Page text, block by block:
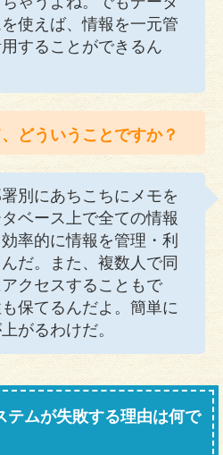
使えば、情報を一元管
することができるん
どういうことですか？
別にあちこちにメモを
ベース上で全ての情報
率的に情報を管理・利
だ。また、複数人で同
クセスすることもで
保てるんだよ。簡単に
がるわけだ。
テムが失敗する理由は何で